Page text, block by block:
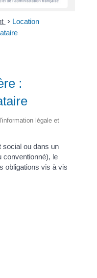
> Location
:
légale et
social ou dans un
conventionné), le
obligations vis à vis